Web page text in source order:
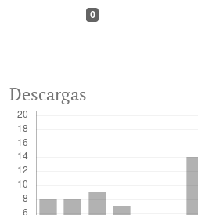
0
Descargas